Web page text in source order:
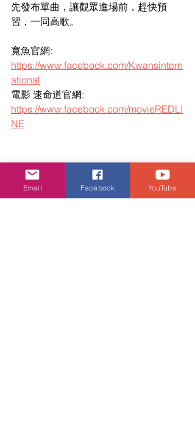
先發布單曲，讓觀眾進場前，趕快預
習，一同高歌。
寬魚官網:
https://www.facebook.com/Kwansintern
ational
電影 速命道官網:
https://www.facebook.com/movieREDLI
NE
Email Facebook YouTube